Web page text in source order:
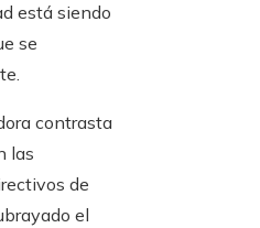
está siendo
se
contrasta
las
de
el